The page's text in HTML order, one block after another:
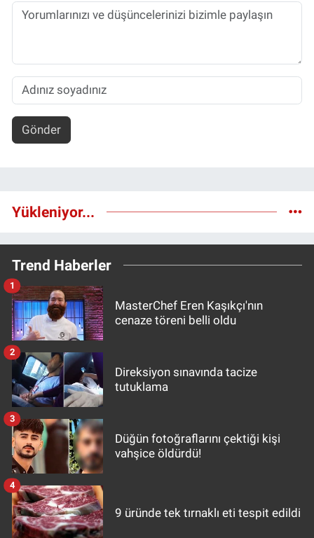
Gönder
Yükleniyor...
Trend Haberler
MasterChef Eren Kaşıkçı'nın
cenaze töreni belli oldu
1
Direksiyon sınavında tacize
tutuklama
2
Düğün fotoğraflarını çektiği kişi
vahşice öldürdü!
3
9 üründe tek tırnaklı eti tespit edildi
4